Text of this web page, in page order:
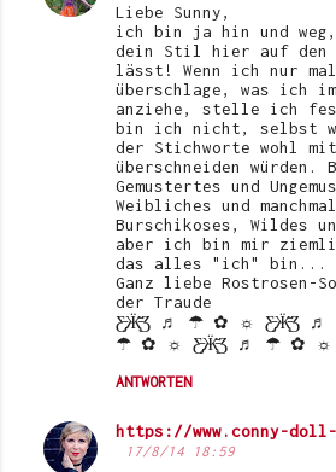
Liebe Sunny,
ich bin ja hin und
dein Stil hier auf den
lässt! Wenn ich nur
überschlage, was ich im
anziehe, stelle ich
bin ich nicht, selbst
der Stichworte wohl
überschneiden
Gemustertes und
Weibliches und
Burschikoses, Wildes
aber ich bin mir
das alles "ich" bin...
Ganz liebe Rostrosen-
der Traude
Ƹ̵̡Ӝ̵̨̄Ʒ ♬ ☂ ✿ ☼ Ƹ̵̡Ӝ̵̨̄Ʒ ♬
☂ ✿ ☼ Ƹ̵̡Ӝ̵̨̄Ʒ ♬ ☂ ✿ ☼
ANTWORTEN
https://www.conny-
17/8/14 18:59